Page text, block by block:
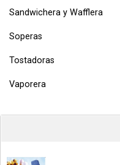
Sandwichera y Wafflera
Soperas
Tostadoras
Vaporera